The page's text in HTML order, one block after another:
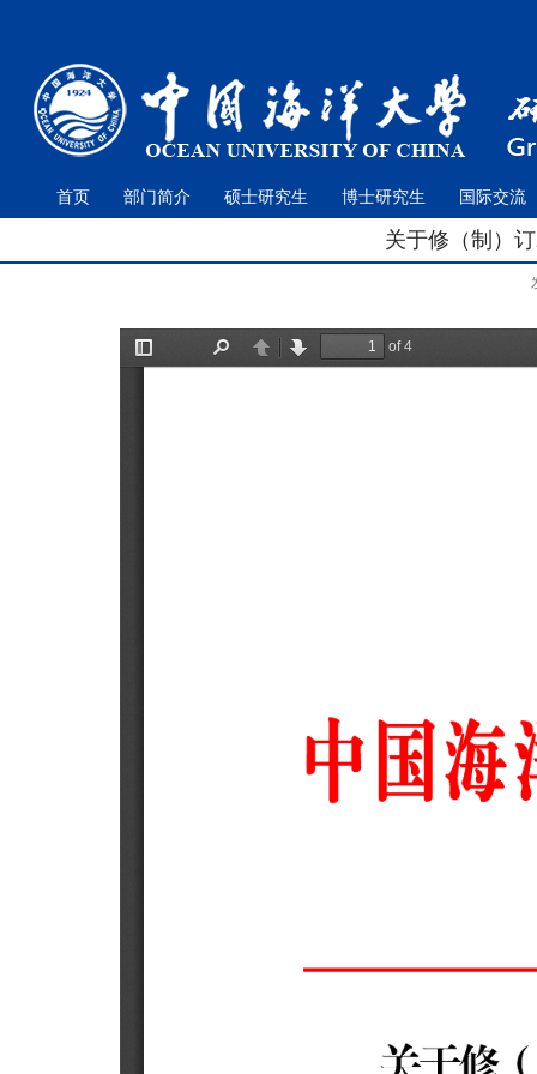
首页 部门简介 硕士研究生 博士研究生 国际交流
关于修（制）